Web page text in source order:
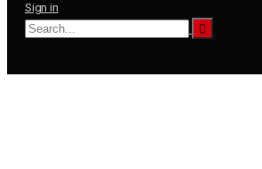
Sign in